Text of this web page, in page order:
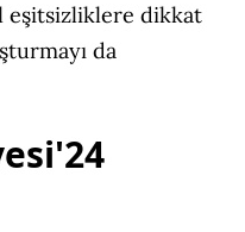
eşitsizliklere dikkat
da